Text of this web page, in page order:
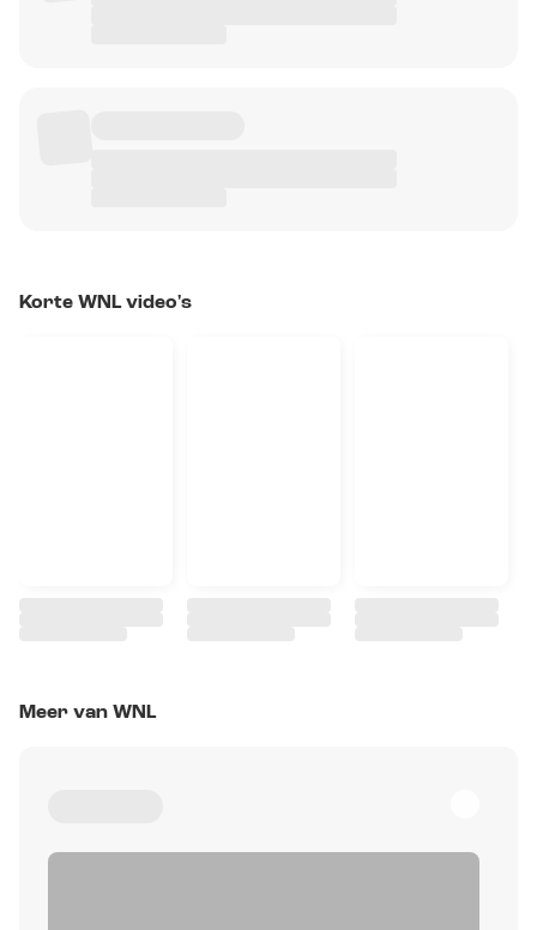
Korte WNL video's
Meer van WNL